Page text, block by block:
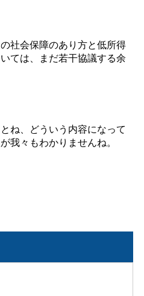
社会保障のあり方と低所得
ては、まだ若干協議する余
ね、どういう内容になって
我々もわかりませんね。